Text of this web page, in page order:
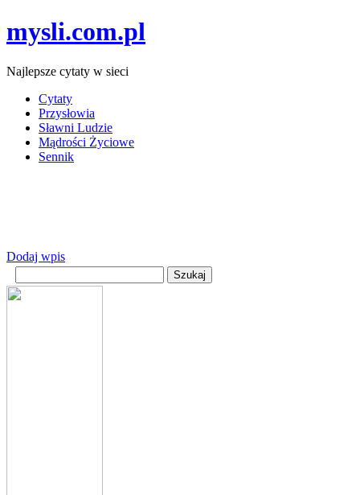
mysli.com.pl
Najlepsze cytaty w sieci
Cytaty
Przysłowia
Sławni Ludzie
Mądrości Życiowe
Sennik
Dodaj wpis